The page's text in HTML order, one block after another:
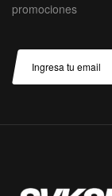
promociones